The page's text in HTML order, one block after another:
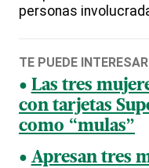
personas
TE PUEDE INTERESAR
Las tres
con tarjetas
como “mulas”
Apresan tres